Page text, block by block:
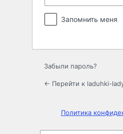
Запомнить меня
Забыли пароль?
← Перейти к laduhki-
Политика